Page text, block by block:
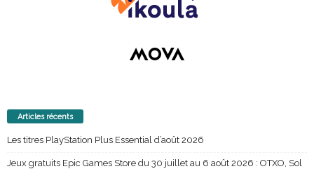
Articles récents
Les titres PlayStation Plus Essential d’août 2026
Jeux gratuits Epic Games Store du 30 juillet au 6 août 2026 : OTXO, Sol